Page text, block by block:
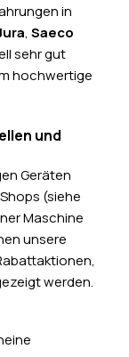
in
, Saeco
sehr gut
hochwertige
und
Geräten
(siehe
Maschine
unsere
werden.